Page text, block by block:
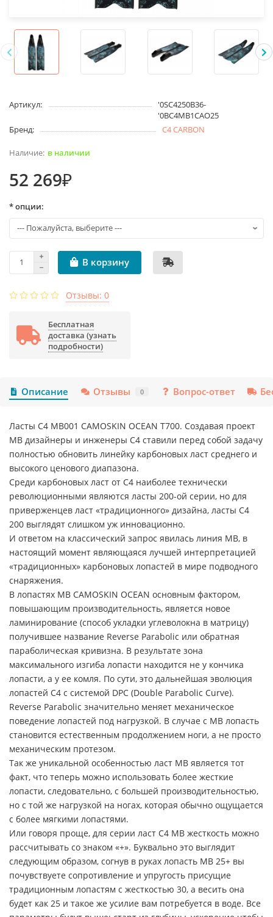
Артикул:
'0SC4250B36-
'0BC4MB1CAO25
Бренд:
C4 CARBON
в наличии
52 269₽
* опции:
В корзину
Отзывы: 0
Бесплатная
доставка (узнать
подробности)
Описание Отзывы 0 Вопрос-ответ
Ласты C4 MB001 CAMOSKIN OCEAN T700. Создавая проект
MB дизайнеры и инженеры C4 ставили перед собой задачу
полностью обновить линейку карбоновых ласт среднего и
высокого ценового диапазона.
Среди карбоновых ласт от C4 наиболее технически
революционными являются ласты 200-ой серии, но для
приверженцев ласт «традиционного» дизайна, ласты C4
200 выглядят слишком уж инновационно.
И ответом на классический запрос явилась линия MB, в
настоящий момент являющаяся лучшей интерпретацией
«традиционных» карбоновых лопастей в мире подводного
снаряжения.
В лопастях MB CAMOSKIN OCEAN основным фактором,
повышающим производительность, является новое
ламинирование (способ укладки углеволокна в матрицу)
получившее название Reverse Parabolic или обратная
параболическая кривизна. В результате зона
максимального изгиба лопасти находится не у кончика
лопасти, а у ее комля. По сути, это дальнейшая эволюция
лопастей C4 с системой DPC (Double Parabolic Curve).
Reverse Parabolic значительно меняет механическое
поведение лопастей под нагрузкой. В случае с MB лопасть
становится естественным продолжением ноги, а не просто
механическим протезом.
Так же уникальной особенностью ласт MB является тот
факт, что теперь можно использовать более жесткие
лопасти, следовательно, с большей производительностью,
но с той же нагрузкой на ногах, которая обычно ощущается
с более мягкими лопастями.
Или говоря проще, для серии ласт C4 MB жесткость можно
рассчитывать со знаком «+». Буквально это выглядит
следующим образом, согнув в руках лопасть MB 25+ вы
почувствуете сопротивление и упругость присущие
традиционным лопастям с жесткостью 30, а весить она
будет как 25 и такое же усилие вам потребуется в воде. Все